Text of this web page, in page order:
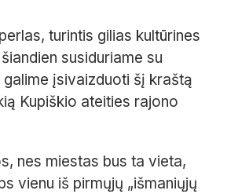
turintis gilias kultūrines
susiduriame su
įsivaizduoti šį kraštą
Kupiškio ateities rajono
nes miestas bus ta vieta,
vienu iš pirmųjų „išmaniųjų